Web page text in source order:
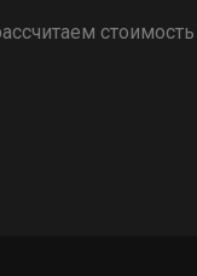
стоимость